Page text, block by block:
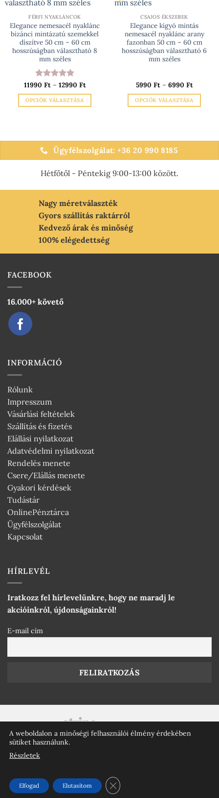
változatok
a
termékoldalon
választhatók
ki
a
termékoldalon
választhatók
ki
FÉRFI NYAKLÁNCOK
Elegance nemesacél nyaklánc
bizánci mintázatú szemekkel
díszítve 50 cm – 60 cm
hosszúságban választható 8
mm széles
Értékelés:5
/ 5
11990 Ft – 12990 FtÁrtartomány:
-
OPCIÓK VÁLASZTÁSA
több
variációja
van.
A
termékoldalon
választhatók
ki
CSAJOS ÉKSZEREK
Elegance kígyó mintás
nemesacél nyaklánc arany
fazonban 50 cm – 60 cm
hosszúságban választható 6
mm széles
5990 Ft – 6990 Ft
-
6990 Ft
OPCIÓK VÁLASZTÁSA
több
variációja
van.
A
Ügyfélszolgálat: +36 20 990 8185
Hétfőtől - Péntekig 9:00-13:00 között.
Nagy méretválaszték
Gyors szállítás raktárról
Kedvező árak és minőség
100% elégedettség
FACEBOOK
16.000+ követő
INFORMÁCIÓ
Rólunk
Impresszum
Vásárlási feltételek
Szállítás és fizetés
Elállási nyilatkozat
Adatvédelmi nyilatkozat
Rendelés menete
Csere/Elállás menete
Gyakori kérdések
Tudástár
OnlinePénztárca
Ügyfélszolgálat
Kapcsolat
HÍRLEVÉL
Iratkozz fel hírlevelünkre, hogy ne maradj le
akcióinkról, újdonságainkról!
E-mail cím
Az oldalt készítette:
A weboldalon a minőségi felhasználói élmény érdekében
sütiket használunk.
Részletek
Elfogad Elutasítom CLOSE GDPR COOKIE